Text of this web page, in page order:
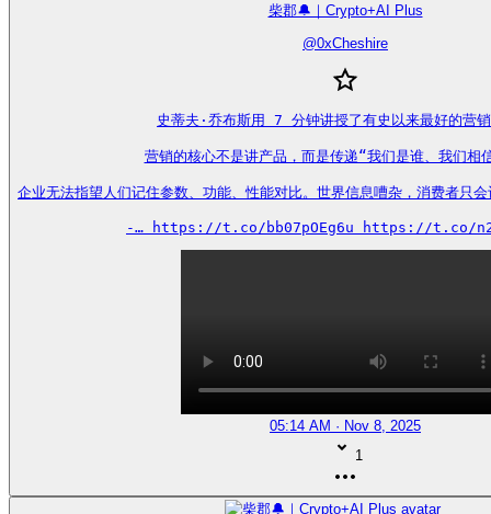
柴郡🔔｜Crypto+AI Plus
@0xCheshire
史蒂夫·乔布斯用 7 分钟讲授了有史以来最好的营
营销的核心不是讲产品，而是传递“我们是谁、我们相
企业无法指望人们记住参数、功能、性能对比。世界信息嘈杂，消费者只
-… https://t.co/bb07pOEg6u https://t.co/
05:14 AM · Nov 8, 2025
1